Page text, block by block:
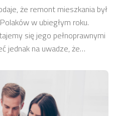
że remont mieszkania był
w ubiegłym roku.
się jego pełnoprawnymi
jednak na uwadze, że…